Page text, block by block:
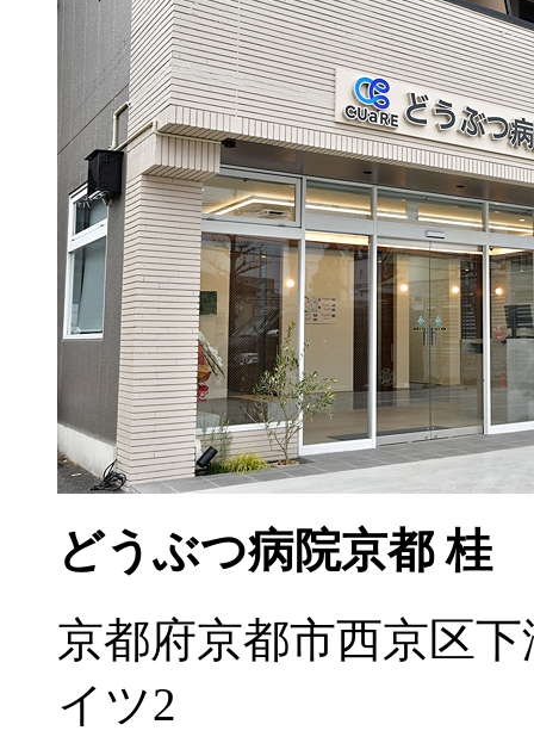
どうぶつ病院京都 桂
京都府京都市西京区
イツ2